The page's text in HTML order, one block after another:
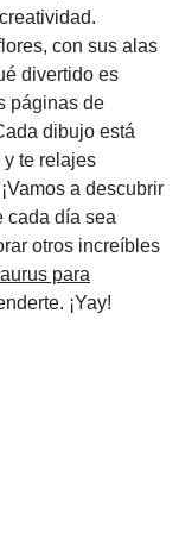
con sus alas
divertido es
páginas de
dibujo está
te relajes
a descubrir
cada día sea
otros increíbles
para
¡Yay!